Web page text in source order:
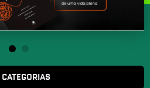
CATEGORIAS